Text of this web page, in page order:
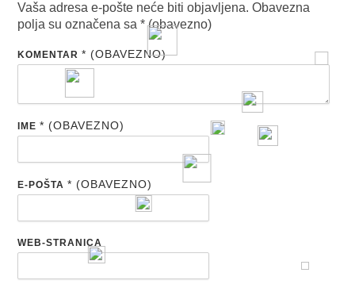
Vaša adresa e-pošte neće biti objavljena. Obavezna
polja su označena sa* (obavezno)
KOMENTAR* (OBAVEZNO)
IME* (OBAVEZNO)
E-POŠTA* (OBAVEZNO)
WEB-STRANICA